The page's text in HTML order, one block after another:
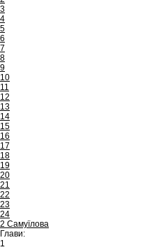
3
4
5
6
7
8
9
10
11
12
13
14
15
16
17
18
19
20
21
22
23
24
2 Самуїлова
Глави:
1